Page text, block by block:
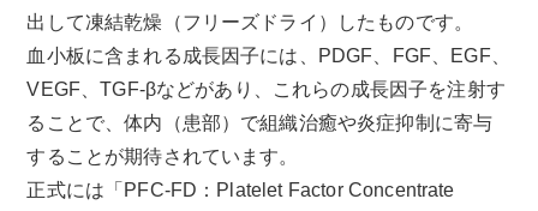
出して凍結乾燥（フリーズドライ）したものです。
血小板に含まれる成長因子には、PDGF、FGF、EGF、
VEGF、TGF-βなどがあり、これらの成長因子を注射す
ることで、体内（患部）で組織治癒や炎症抑制に寄与
することが期待されています。
正式には「PFC-FD：Platelet Factor Concentrate